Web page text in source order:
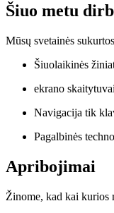
Šiuo metu
Mūsų svetainės
Šiuolaikinės
ekrano
Navigacija tik
Pagalbinės
Apribojimai
Žinome, kad kai kurios